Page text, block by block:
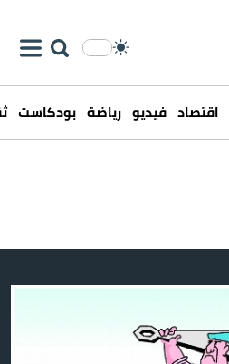
اقتصاد فيديو رياضة بودكاست